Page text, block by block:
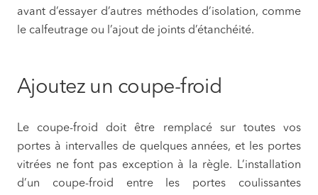
avant d’essayer d’autres méthodes d’isolation, comme
le calfeutrage ou l’ajout de joints d’étanchéité.
Ajoutez un coupe-froid
Le coupe-froid doit être remplacé sur toutes vos
portes à intervalles de quelques années, et les portes
vitrées ne font pas exception à la règle. L’installation
d’un coupe-froid entre les portes coulissantes